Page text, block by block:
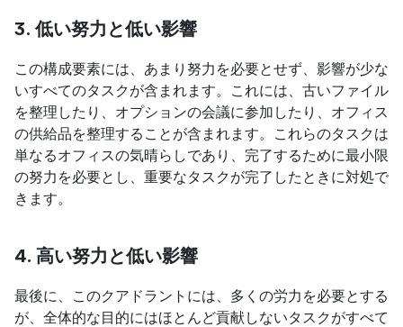
3. 低い努力と低い影響
この構成要素には、あまり努力を必要とせず、影響が少な
いすべてのタスクが含まれます。これには、古いファイル
を整理したり、オプションの会議に参加したり、オフィス
の供給品を整理することが含まれます。これらのタスクは
単なるオフィスの気晴らしであり、完了するために最小限
の努力を必要とし、重要なタスクが完了したときに対処で
きます。
4. 高い努力と低い影響
最後に、このクアドラントには、多くの労力を必要とする
が、全体的な目的にはほとんど貢献しないタスクがすべて